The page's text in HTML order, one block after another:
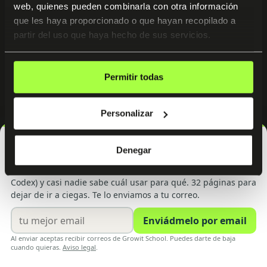
web, quienes pueden combinarla con otra información
que les haya proporcionado o que hayan recopilado a
partir del uso que haya hecho de sus servicios.
Permitir todas
Personalizar
Denegar
Programas
Para empresas
Recursos
Legal Cookies Privacidad
Términos
© 2026 Growit. Todos los derechos reservados